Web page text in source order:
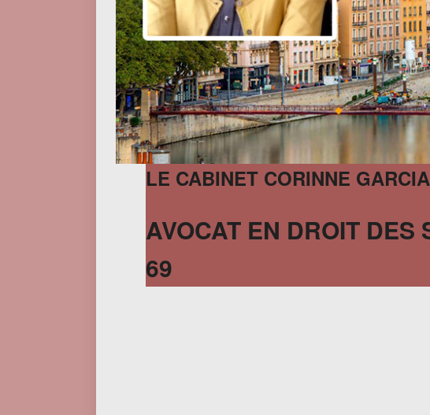
LE CABINET CORINNE GARCIA
AVOCAT EN DROIT DES
69